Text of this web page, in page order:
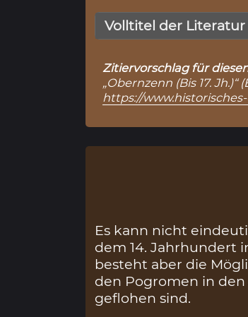
Volltitel der Literatur
Zitiervorschlag für
„Obernzenn (Bis 17.
https://
Es kann nicht
dem 14. Jahrhundert
besteht aber die
den Pogromen in den
geflohen sind.